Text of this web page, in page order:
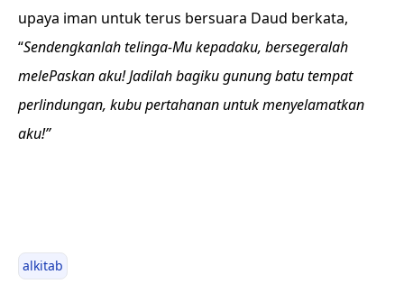
upaya iman untuk terus bersuara Daud berkata,
“Sendengkanlah telinga-Mu kepadaku, bersegeralah
melePaskan aku! Jadilah bagiku gunung batu tempat
perlindungan, kubu pertahanan untuk menyelamatkan
aku!”
alkitab